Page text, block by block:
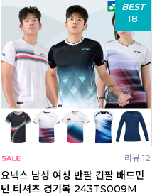
BEST
18
리뷰 12
요넥스 남성 여성 반팔 긴팔 배드민
턴 티셔츠 경기복 243TS009M